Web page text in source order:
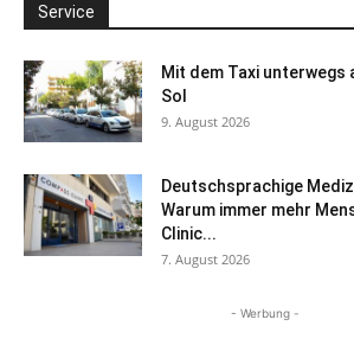
Service
Mit dem Taxi unterwegs
Sol
9. August 2026
Deutschsprachige
Warum immer mehr
Clinic...
7. August 2026
- Werbung -